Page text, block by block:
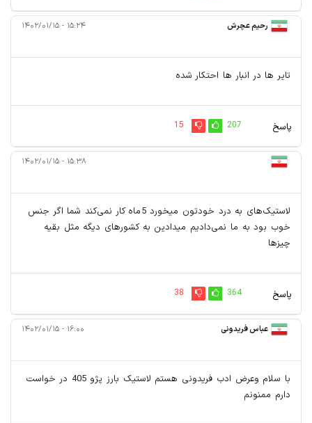
رحیم عچرش ۱۵:۲۴ - ۱۴۰۲/۰۱/۱۵
تایر ها در انبار ها احتکار شده
پاسخ 207
15
۱۵:۳۸ - ۱۴۰۲/۰۱/۱۵
لاستیک‌های به درد خودتون میخورد 5ماه کار نمی‌کند شما اگر جنس
خوب بود به ما نمی‌دادیم میدادین به کشورهای دیگه مثل بقیه
چیزها
پاسخ 364
38
عباس فریدونی ۱۶:۰۰ - ۱۴۰۲/۰۱/۱۵
با سلام وعرض ادب فریدونی هستم لاستیک بارز پژو 405 در خواست
دارم ممنونم